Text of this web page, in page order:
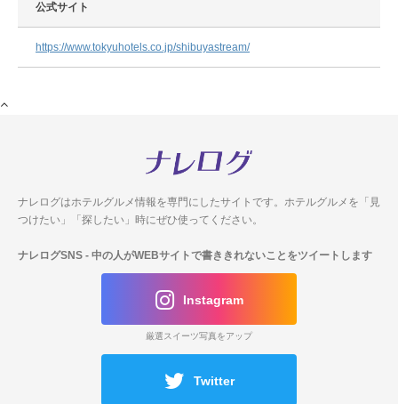
公式サイト
https://www.tokyuhotels.co.jp/shibuyastream/
ナレログはホテルグルメ情報を専門にしたサイトです。 ホテルグルメを「見
つけたい」「探したい」時にぜひ使ってください。
ナレログSNS - 中の人がWEBサイトで書ききれないことをツイートします
Instagram
厳選スイーツ写真をアップ
Twitter